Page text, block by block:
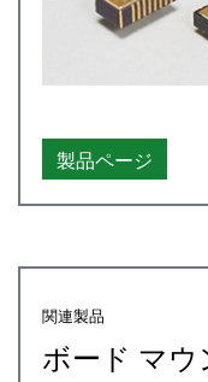
製品ページ
関連製品
ボード マ